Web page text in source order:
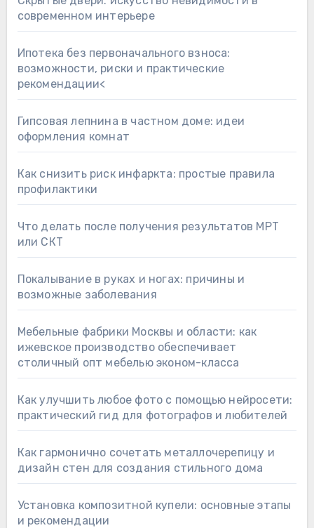
современном интерьере
Ипотека без первоначального взноса:
возможности, риски и практические
рекомендации<
Гипсовая лепнина в частном доме: идеи
оформления комнат
Как снизить риск инфаркта: простые правила
профилактики
Что делать после получения результатов МРТ
или СКТ
Покалывание в руках и ногах: причины и
возможные заболевания
Мебельные фабрики Москвы и области: как
ижевское производство обеспечивает
столичный опт мебелью эконом-класса
Как улучшить любое фото с помощью нейросети:
практический гид для фотографов и любителей
Как гармонично сочетать металлочерепицу и
дизайн стен для создания стильного дома
Установка композитной купели: основные этапы
и рекомендации